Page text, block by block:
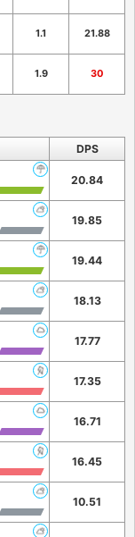
1.1 21.88
1.9 30
DPS
20.84
19.85
19.44
18.13
17.77
17.35
16.71
16.45
10.51